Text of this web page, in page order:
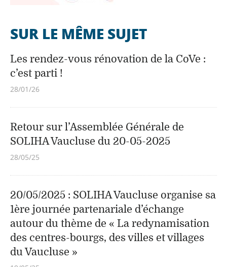
SUR LE MÊME SUJET
Les rendez-vous rénovation de la CoVe :
c’est parti !
28/01/26
Retour sur l’Assemblée Générale de
SOLIHA Vaucluse du 20-05-2025
28/05/25
20/05/2025 : SOLIHA Vaucluse organise sa
1ère journée partenariale d’échange
autour du thème de « La redynamisation
des centres-bourgs, des villes et villages
du Vaucluse »